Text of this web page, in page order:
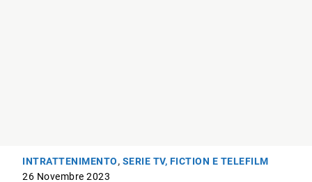
INTRATTENIMENTO, SERIE TV, FICTION E TELEFILM
26 Novembre 2023